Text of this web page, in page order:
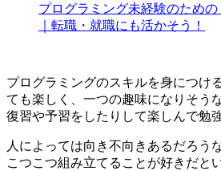
プログラミング未経験のための
｜転職・就職にも活かそう！
プログラミングのスキルを身につけ
ても楽しく、一つの趣味になりそう
復習や予習をしたりして楽しんで勉
人によっては向き不向きあるだろう
こつこつ組み立てることが好きだと